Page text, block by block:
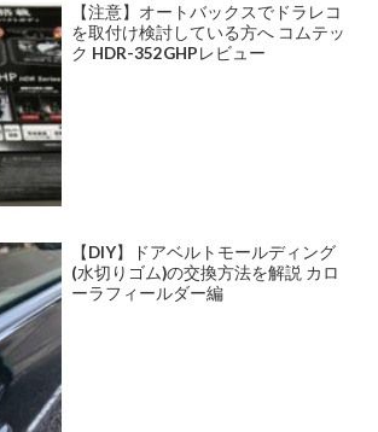
【注意】オートバックスでドラレコ
を取付け検討している方へ コムテッ
ク HDR-352GHPレビュー
【DIY】ドアベルトモールディング
(水切りゴム)の交換方法を解説 カロ
ーラフィールダー編